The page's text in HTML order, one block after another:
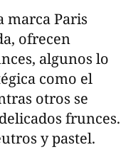
marca Paris
ofrecen
algunos lo
como el
otros se
frunces.
y pastel.